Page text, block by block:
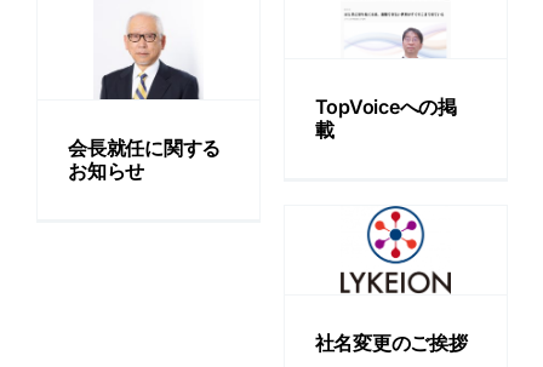
会長就任に関する
お知らせ
TopVoiceへ
の掲載
お知らせ
TopVoiceへの掲
載
社名変更のご挨拶